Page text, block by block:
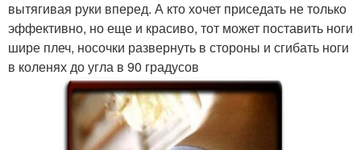
вытягивая руки вперед. А кто хочет приседать не только
эффективно, но еще и красиво, тот может поставить ноги
шире плеч, носочки развернуть в стороны и сгибать ноги
в коленях до угла в 90 градусов